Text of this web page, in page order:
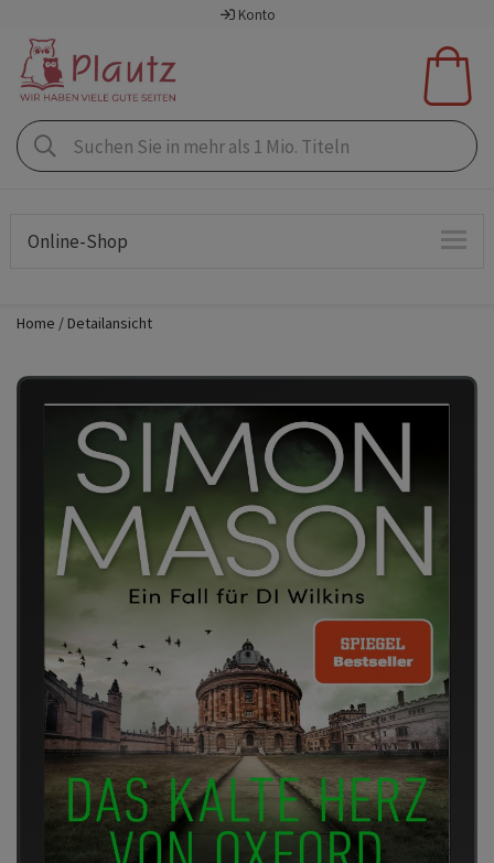
Konto
Online-Shop
Home Detailansicht